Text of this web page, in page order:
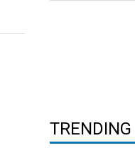
TRENDING